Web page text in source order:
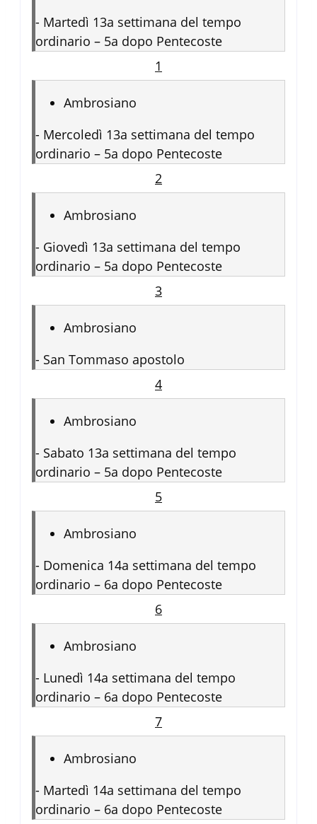
- Martedì 13a settimana del tempo
ordinario – 5a dopo Pentecoste
1
Ambrosiano
- Mercoledì 13a settimana del tempo
ordinario – 5a dopo Pentecoste
2
Ambrosiano
- Giovedì 13a settimana del tempo
ordinario – 5a dopo Pentecoste
3
Ambrosiano
- San Tommaso apostolo
4
Ambrosiano
- Sabato 13a settimana del tempo
ordinario – 5a dopo Pentecoste
5
Ambrosiano
- Domenica 14a settimana del tempo
ordinario – 6a dopo Pentecoste
6
Ambrosiano
- Lunedì 14a settimana del tempo
ordinario – 6a dopo Pentecoste
7
Ambrosiano
- Martedì 14a settimana del tempo
ordinario – 6a dopo Pentecoste